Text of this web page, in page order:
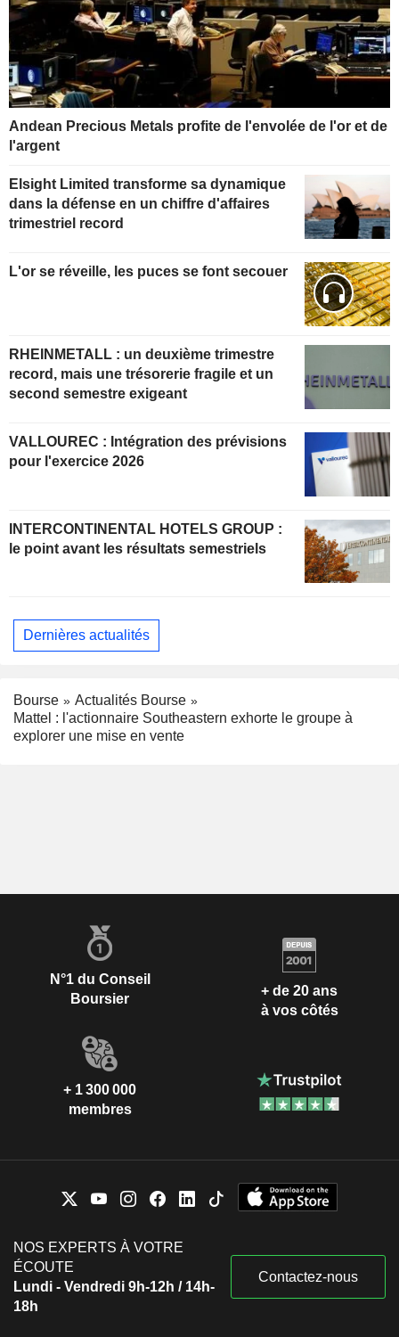
Andean Precious Metals profite de l'envolée de l'or et de
l'argent
Elsight Limited transforme sa dynamique
dans la défense en un chiffre d'affaires
trimestriel record
L'or se réveille, les puces se font secouer
RHEINMETALL : un deuxième trimestre
record, mais une trésorerie fragile et un
second semestre exigeant
VALLOUREC : Intégration des prévisions
pour l'exercice 2026
INTERCONTINENTAL HOTELS GROUP :
le point avant les résultats semestriels
Dernières actualités
Bourse
Actualités Bourse
Mattel : l'actionnaire Southeastern exhorte le groupe à
explorer une mise en vente
N°1 du Conseil
Boursier
+ de 20 ans
à vos côtés
+ 1 300 000
membres
NOS EXPERTS À VOTRE
ÉCOUTE
Lundi - Vendredi 9h-12h / 14h-
18h
Contactez-nous